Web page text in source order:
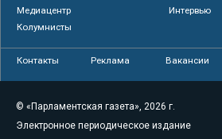
Медиацентр
Интервью
Колумнисты
Контакты Реклама Вакансии
© «Парламентская газета», 2026 г.
Электронное периодическое издание